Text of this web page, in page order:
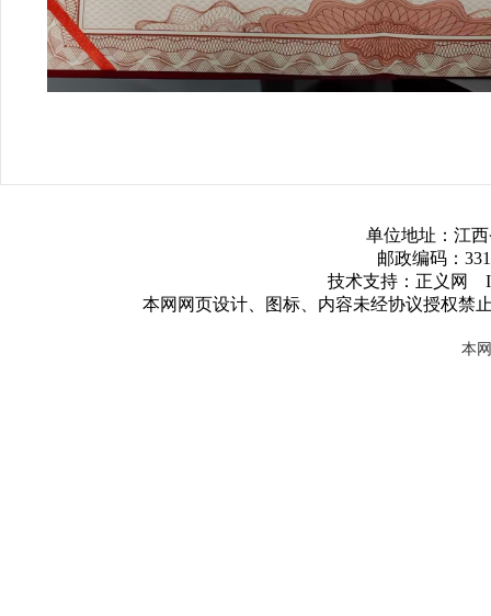
单位地址：江
邮政编码：
技术支持：正义网
本网网页设计、图标、内容未经协议授权禁
本